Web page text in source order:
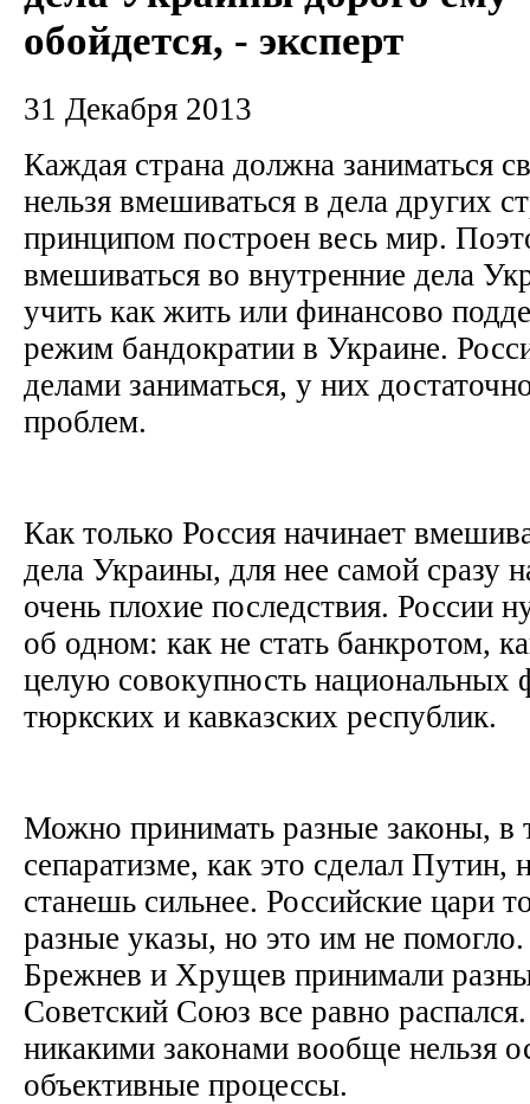
обойдется, - эксперт
31 Декабря 2013
Каждая страна должна заниматься
нельзя вмешиваться в дела других
принципом построен весь мир.
вмешиваться во внутренние дела
учить как жить или финансово
режим бандократии в Украине.
делами заниматься, у них
проблем.
Как только Россия начинает
дела Украины, для нее самой сразу
очень плохие последствия. России
об одном: как не стать банкротом,
целую совокупность национальных
тюркских и кавказских республик.
Можно принимать разные законы, в
сепаратизме, как это сделал Путин,
станешь сильнее. Российские цари
разные указы, но это им не
Брежнев и Хрущев принимали
Советский Союз все равно
никакими законами вообще нельзя
объективные процессы.